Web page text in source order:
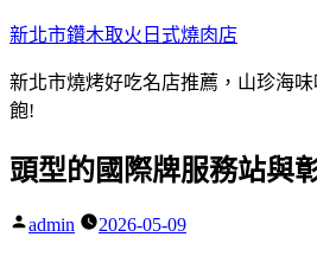
跳
主
要
容
新北市鑽木取火日式燒肉店
新北市燒烤好吃名店推薦，山珍海
飽!
頭型的國際牌服務站與
作
admin 2026-05-09